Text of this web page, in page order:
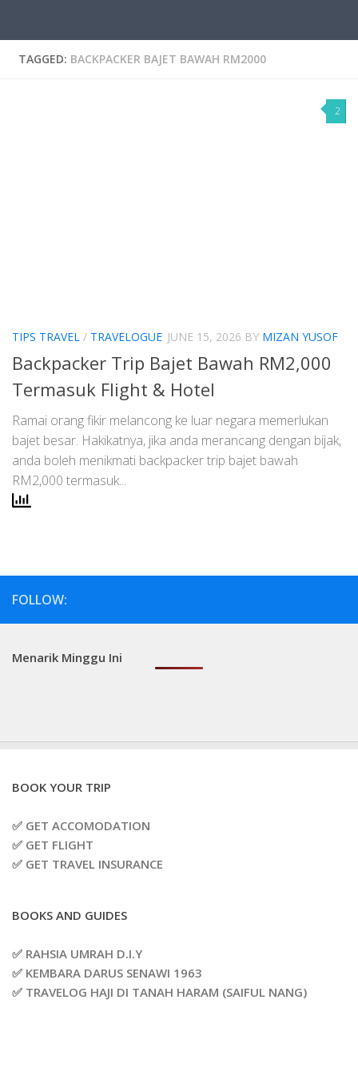
TAGGED: BACKPACKER BAJET BAWAH RM2000
2
TIPS TRAVEL / TRAVELOGUE JUNE 15, 2026 BY MIZAN YUSOF
Backpacker Trip Bajet Bawah RM2,000
Termasuk Flight & Hotel
Ramai orang fikir melancong ke luar negara memerlukan
bajet besar. Hakikatnya, jika anda merancang dengan bijak,
anda boleh menikmati backpacker trip bajet bawah
RM2,000 termasuk...
FOLLOW:
Menarik Minggu Ini
BOOK YOUR TRIP
✅ GET ACCOMODATION
✅ GET FLIGHT
✅ GET TRAVEL INSURANCE
BOOKS AND GUIDES
✅ RAHSIA UMRAH D.I.Y
✅ KEMBARA DARUS SENAWI 1963
✅ TRAVELOG HAJI DI TANAH HARAM (SAIFUL NANG)